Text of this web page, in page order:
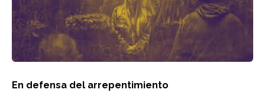
En defensa del arrepentimiento